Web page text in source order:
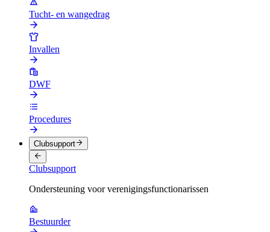
Tucht- en wangedrag
Invallen
DWF
Procedures
Clubsupport
Clubsupport
Ondersteuning voor verenigingsfunctionarissen
Bestuurder